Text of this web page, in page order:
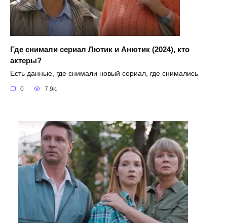
Где снимали сериал Лютик и Анютик (2024), кто
актеры?
Есть данные, где снимали новый сериал, где снимались
0 7.9к.